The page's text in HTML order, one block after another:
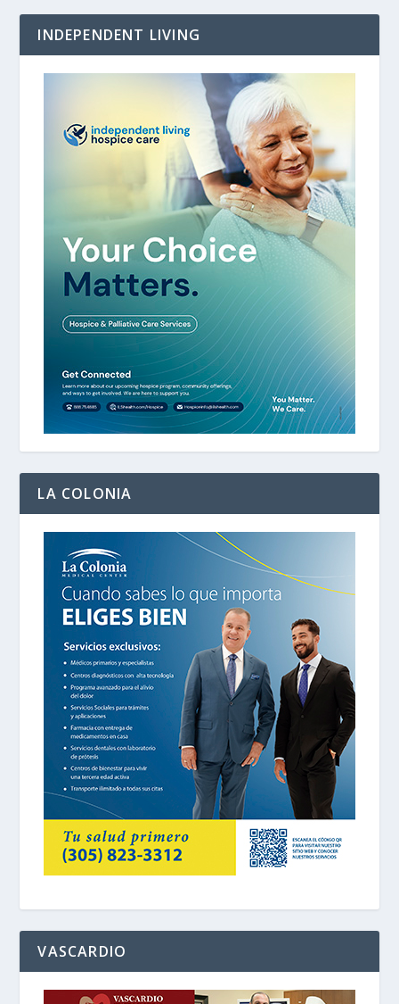
INDEPENDENT LIVING
LA COLONIA
VASCARDIO